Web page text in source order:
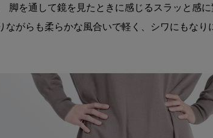
脚を通して鏡を見たときに感じるスラッと感
ながらも柔らかな風合いで軽く、シワにもなり